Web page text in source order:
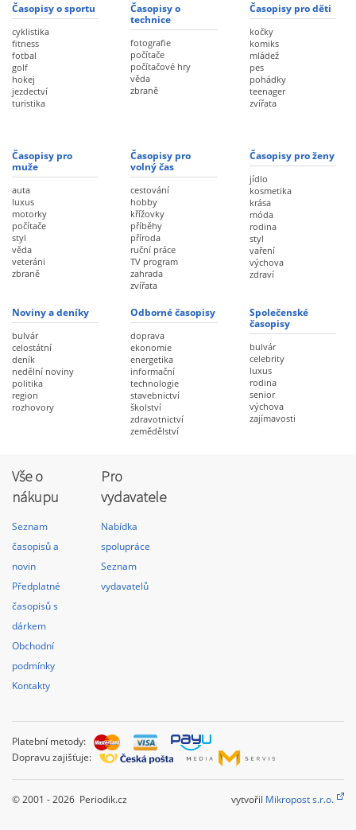
Časopisy o sportu
cyklistika
fitness
fotbal
golf
hokej
jezdectví
turistika
Časopisy o
technice
fotografie
počítače
počítačové hry
věda
zbraně
Časopisy pro děti
kočky
komiks
mládež
pes
pohádky
teenager
zvířata
Časopisy pro
muže
auta
luxus
motorky
počítače
styl
věda
veteráni
zbraně
Časopisy pro
volný čas
cestování
hobby
křížovky
příběhy
příroda
ruční práce
TV program
zahrada
zvířata
Časopisy pro ženy
jídlo
kosmetika
krása
móda
rodina
styl
vaření
výchova
zdraví
Noviny a deníky
bulvár
celostátní
deník
nedělní noviny
politika
region
rozhovory
Odborné časopisy
doprava
ekonomie
energetika
informační
technologie
stavebnictví
školství
zdravotnictví
zemědělství
Společenské
časopisy
bulvár
celebrity
luxus
rodina
senior
výchova
zajímavosti
Vše o
nákupu
Seznam
časopisů a
novin
Předplatné
časopisů s
dárkem
Obchodní
podmínky
Kontakty
Pro
vydavatele
Nabídka
spolupráce
Seznam
vydavatelů
Platební metody:
Dopravu zajišťuje:
© 2001 - 2026 Periodik.cz vytvořil Mikropost s.r.o.